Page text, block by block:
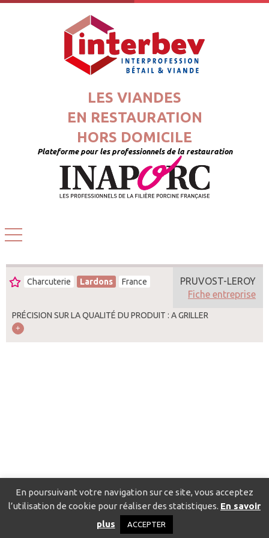
LES VIANDES
EN RESTAURATION
HORS DOMICILE
Plateforme pour les professionnels de la restauration
Charcuterie Lardons France
PRÉCISION SUR LA QUALITÉ DU PRODUIT : A GRILLER
PRUVOST-LEROY
Fiche entreprise
Catalogue pour localiser les fournisseurs
Politique de confidentialité
En poursuivant votre navigation sur ce site, vous acceptez
l’utilisation de cookie pour réaliser des statistiques. En savoir
plus
ACCEPTER